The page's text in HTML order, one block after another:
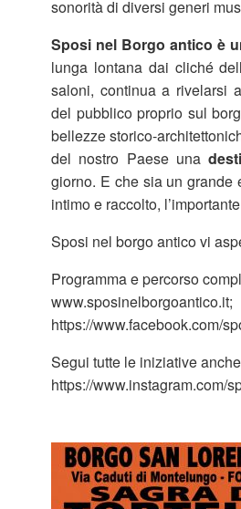
sonorità di diversi generi
Sposi nel Borgo antico è
lunga lontana dai cliché
saloni, continua a rivelarsi
del pubblico proprio sul
bellezze storico-
del nostro Paese una
giorno. E che sia un grande
intimo e raccolto,
Sposi nel borgo antico vi
Programma e percorso
www.sposinelborgoantico.it;
https://www.facebook.com/
Segui tutte le iniziative
https://www.instagram.com/